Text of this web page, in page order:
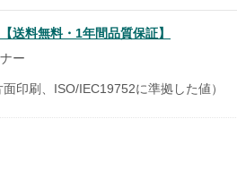
送料無料・1年間品質保証】
ー
印刷、ISO/IEC19752に準拠した値）